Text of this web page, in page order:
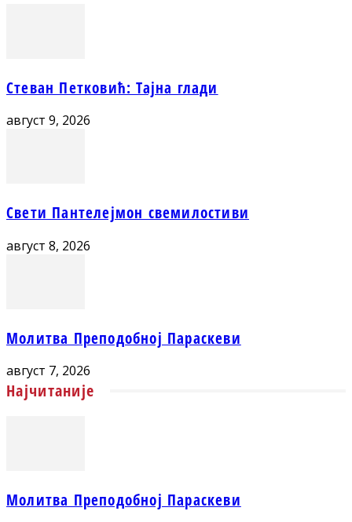
Стеван Петковић: Тајна глади
август 9, 2026
Свети Пантелејмон свемилостиви
август 8, 2026
Молитва Преподобној Параскеви
август 7, 2026
Најчитаније
Молитва Преподобној Параскеви